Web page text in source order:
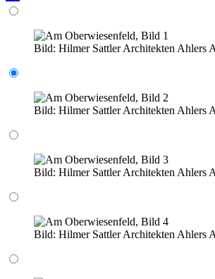
Bild: Hilmer Sattler Architekten Ahlers
Bild: Hilmer Sattler Architekten Ahlers
Bild: Hilmer Sattler Architekten Ahlers
Bild: Hilmer Sattler Architekten Ahlers